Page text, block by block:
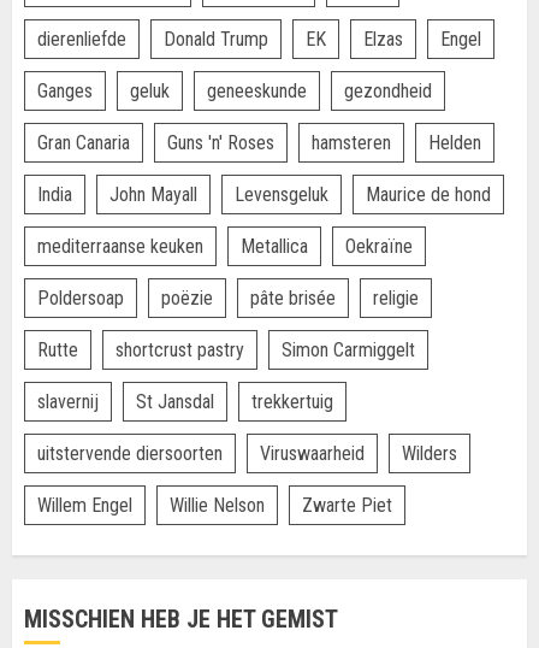
dierenliefde Donald Trump EK Elzas Engel
Ganges geluk geneeskunde gezondheid
Gran Canaria Guns 'n' Roses hamsteren Helden
India John Mayall Levensgeluk Maurice de hond
mediterraanse keuken Metallica Oekraïne
Poldersoap poëzie pâte brisée religie
Rutte shortcrust pastry Simon Carmiggelt
slavernij St Jansdal trekkertuig
uitstervende diersoorten Viruswaarheid Wilders
Willem Engel Willie Nelson Zwarte Piet
MISSCHIEN HEB JE HET GEMIST